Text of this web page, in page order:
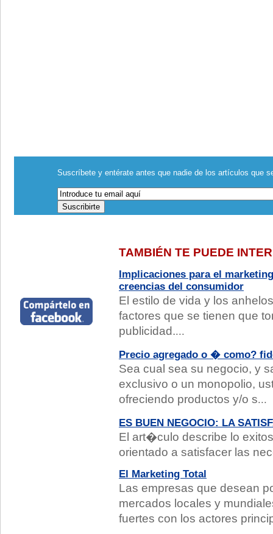
Suscríbete y entérate antes que nadie de los artículos que
TAMBIÉN TE PUEDE
Implicaciones para el
creencias del consumidor
El estilo de vida y los
factores que se tienen que
publicidad....
Precio agregado o � como?
Sea cual sea su negocio, y
exclusivo o un monopolio,
ofreciendo productos y/o s...
ES BUEN NEGOCIO: LA
El art�culo describe lo
orientado a satisfacer las
El Marketing Total
Las empresas que desean
mercados locales y
fuertes con los actores